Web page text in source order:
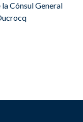
Cónsul General